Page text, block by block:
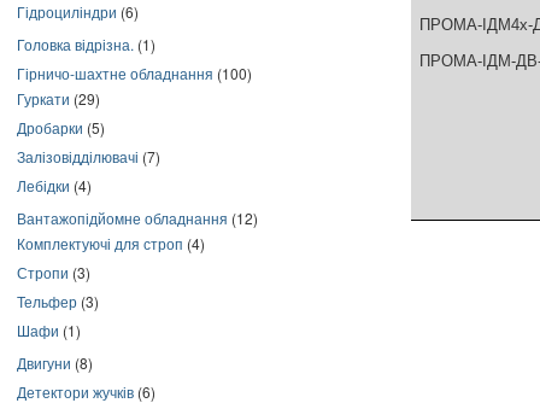
Гідроциліндри (6)
Головка відрізна. (1)
Гірничо-шахтне обладнання (100)
Гуркати (29)
Дробарки (5)
Залізовідділювачі (7)
Лебідки (4)
Вантажопідйомне обладнання (12)
Комплектуючі для строп (4)
Стропи (3)
Тельфер (3)
Шафи (1)
Двигуни (8)
Детектори жучків (6)
ПРОМА-ІДМ4х-
ПРОМА-ІДМ-